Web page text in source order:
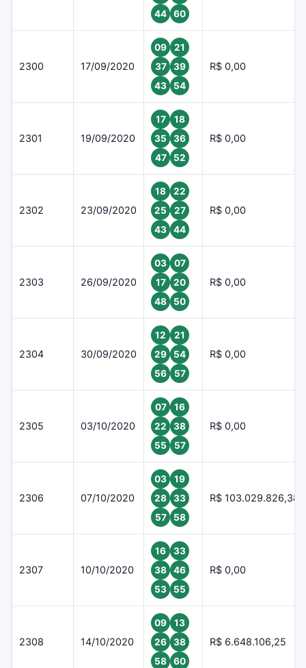
44
60
2300 17/09/2020
09
21
37
39
43
54
R$ 0,00
2301 19/09/2020
17
18
35
36
47
52
R$ 0,00
2302 23/09/2020
18
22
25
27
43
44
R$ 0,00
2303 26/09/2020
03
07
17
20
48
50
R$ 0,00
2304 30/09/2020
12
21
29
54
56
57
R$ 0,00
2305 03/10/2020
07
16
22
38
55
57
R$ 0,00
2306 07/10/2020
03
19
28
33
57
58
R$ 103.029.826,38
2307 10/10/2020
16
33
38
46
53
55
R$ 0,00
2308 14/10/2020
09
13
26
38
58
60
R$ 6.648.106,25